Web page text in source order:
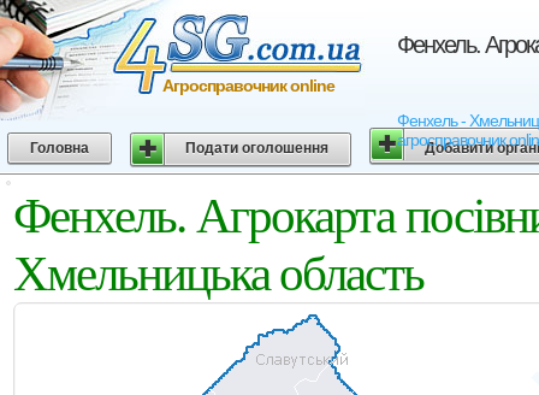
Фенхель.
Фенхель -
агросправочник
Агросправочник online
Головна Подати оголошення Добавити
Фенхель. Агрокарта
Хмельницька область